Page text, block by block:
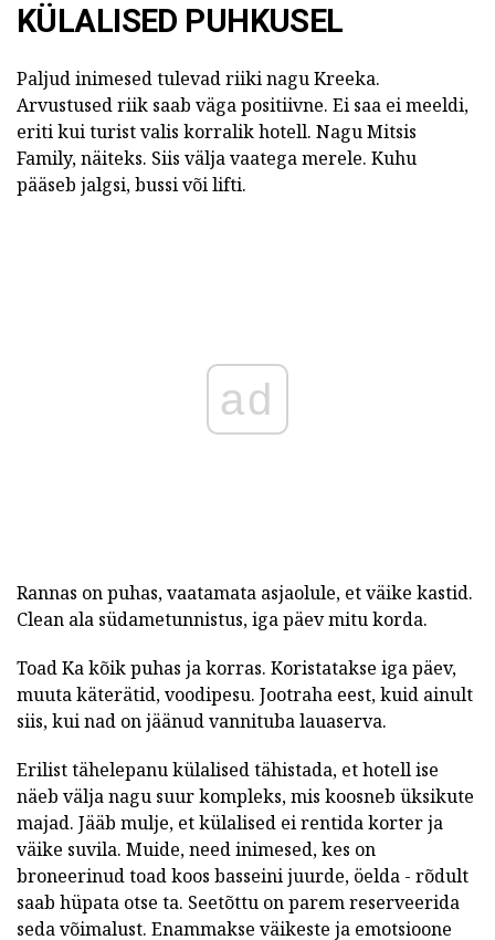
KÜLALISED PUHKUSEL
Paljud inimesed tulevad riiki nagu Kreeka.
Arvustused riik saab väga positiivne. Ei saa ei meeldi,
eriti kui turist valis korralik hotell. Nagu Mitsis
Family, näiteks. Siis välja vaatega merele. Kuhu
pääseb jalgsi, bussi või lifti.
ad
Rannas on puhas, vaatamata asjaolule, et väike kastid.
Clean ala südametunnistus, iga päev mitu korda.
Toad Ka kõik puhas ja korras. Koristatakse iga päev,
muuta käterätid, voodipesu. Jootraha eest, kuid ainult
siis, kui nad on jäänud vannituba lauaserva.
Erilist tähelepanu külalised tähistada, et hotell ise
näeb välja nagu suur kompleks, mis koosneb üksikute
majad. Jääb mulje, et külalised ei rentida korter ja
väike suvila. Muide, need inimesed, kes on
broneerinud toad koos basseini juurde, öelda - rõdult
saab hüpata otse ta. Seetõttu on parem reserveerida
seda võimalust. Enammakse väikeste ja emotsioone